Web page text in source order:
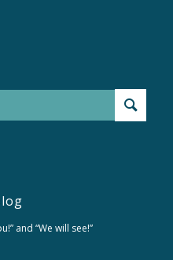
and “We will see!”